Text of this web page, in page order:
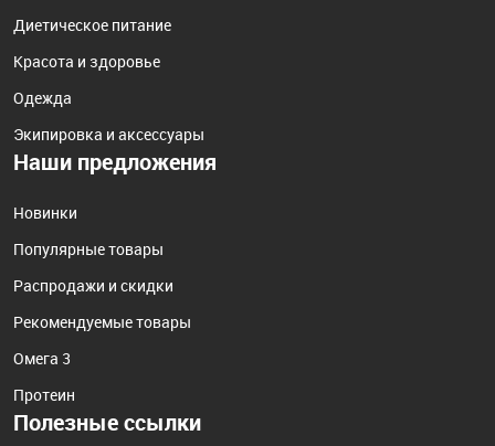
Диетическое питание
Красота и здоровье
Одежда
Экипировка и аксессуары
Наши предложения
Новинки
Популярные товары
Распродажи и скидки
Рекомендуемые товары
Омега 3
Протеин
Полезные ссылки